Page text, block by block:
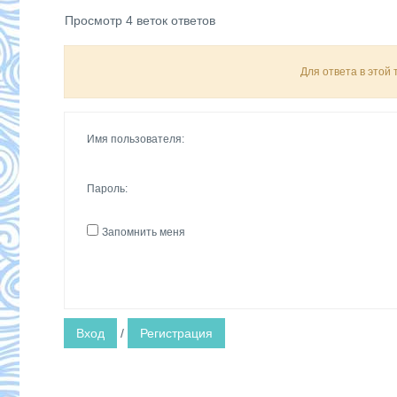
Просмотр 4 веток ответов
Для ответа в этой
Имя пользователя:
Пароль:
Запомнить меня
Вход / Регистрация